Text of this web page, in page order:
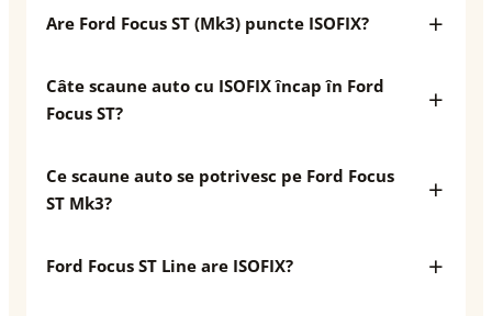
Are Ford Focus ST (Mk3) puncte ISOFIX?
Câte scaune auto cu ISOFIX încap în Ford
Focus ST?
Ce scaune auto se potrivesc pe Ford Focus
ST Mk3?
Ford Focus ST Line are ISOFIX?